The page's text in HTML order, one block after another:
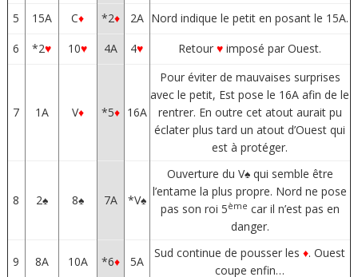
5
15A C♦ *2♦ 2A Nord indique le petit en posant le 15A.
6
*2♥ 10♥ 4A 4♥ Retour♥ imposé par Ouest.
7 1A V♦ *5♦ 16A
Pour éviter de mauvaises surprises
avec le petit, Est pose le 16A afin de le
rentrer. En outre cet atout aurait pu
éclater plus tard un atout d’Ouest qui
est à protéger.
8 2♠ 8♠ 7A *V♠
Ouverture du V♠ qui semble être
l’entame la plus propre. Nord ne pose
pas son roi 5ème car il n’est pas en
danger.
9 8A 10A *6♦ 5A
Sud continue de pousser les♦. Ouest
coupe enfin…